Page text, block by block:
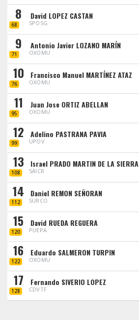
8
68
David LOPEZ CASTAN
SPOSG
9
71
Antonio Javier LOZANO MARÍN
OXOMU
10
76
Francisco Manuel MARTÍNEZ ATAZ
OXOMU
11
95
Juan Jose ORTIZ ABELLAN
OXOMU
12
99
Adelino PASTRANA PAVIA
UPOV
13
108
Israel PRADO MARTIN DE LA SIERRA
SAICR
14
112
Daniel REMON SEÑORAN
SURCO
15
120
David RUEDA REGUERA
PUEPA
16
122
Eduardo SALMERON TURPIN
OXOMU
17
128
Fernando SIVERIO LOPEZ
CDVTF